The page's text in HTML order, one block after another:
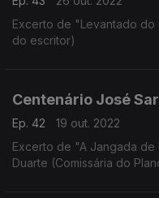
Excerto de "Levantado do
do escritor)
Centenário José
Ep. 42
19 out. 2022
Excerto de "A Jangada
Duarte (Comissária do